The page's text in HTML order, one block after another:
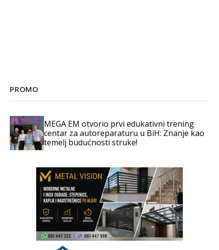
PROMO
MEGA EM otvorio prvi edukativni trening
centar za autoreparaturu u BiH: Znanje kao
temelj budućnosti struke!